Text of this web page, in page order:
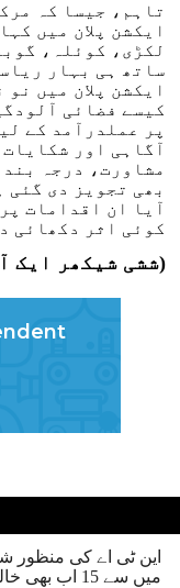
تاہم، جیسا کہ
ایکشن پلان میں
لکڑی، کوئلہ،
ساتھ ہی بہار
ایکشن پلان میں
کیسے فضائی
پر عملدرآمد کے
آگاہی اور
مشاورت، درجہ
بھی تجویز دی گئی
آیا ان اقدامات
کوئی اثر دکھائی
(ششی شیکھر ایک آزاد صحافی ہیں۔)
میں سے 15 اب بھی خالی: حکومت